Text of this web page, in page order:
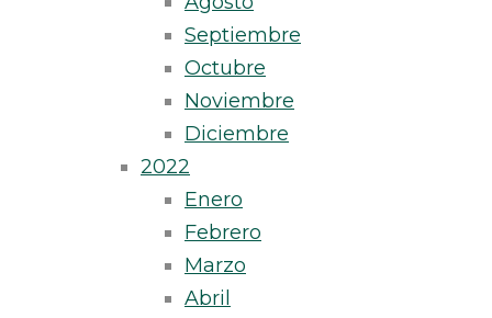
Septiembre
Octubre
Noviembre
Diciembre
2022
Enero
Febrero
Marzo
Abril